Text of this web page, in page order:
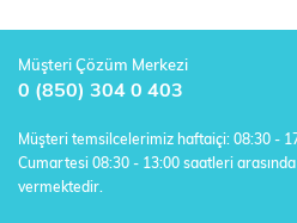
Müşteri Çözüm Merkezi
0 (850) 304 0 403
Müşteri temsilcelerimiz haftaiçi: 08:30 -
Cumartesi 08:30 - 13:00 saatleri
vermektedir.